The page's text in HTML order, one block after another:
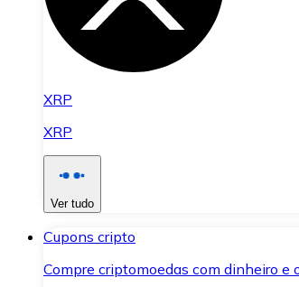
XRP
XRP
Ver tudo
Cupons cripto
Compre criptomoedas com dinheiro e